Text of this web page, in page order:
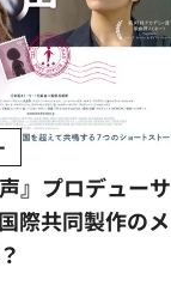
』プロデューサ
際共同製作のメ